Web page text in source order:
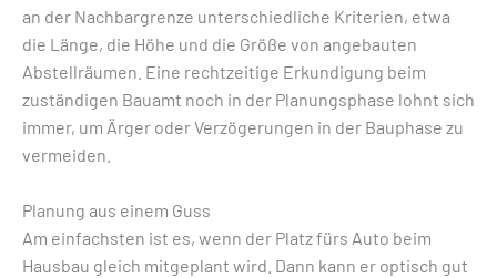
an der Nachbargrenze unterschiedliche Kriterien, etwa
die Länge, die Höhe und die Größe von angebauten
Abstellräumen. Eine rechtzeitige Erkundigung beim
zuständigen Bauamt noch in der Planungsphase lohnt sich
immer, um Ärger oder Verzögerungen in der Bauphase zu
vermeiden.
Planung aus einem Guss
Am einfachsten ist es, wenn der Platz fürs Auto beim
Hausbau gleich mitgeplant wird. Dann kann er optisch gut